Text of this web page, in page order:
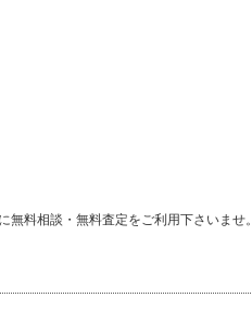
料相談・無料査定をご利用下さいませ。